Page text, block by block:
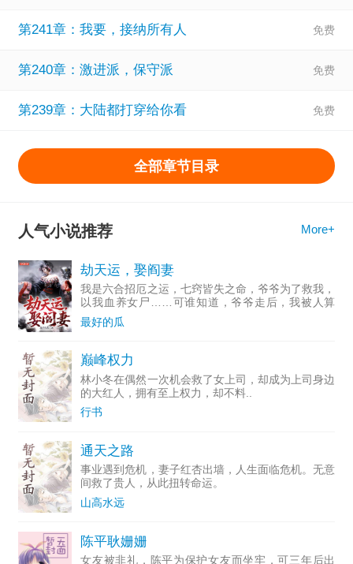
第241章：我要，接纳所有人
第240章：激进派，保守派
第239章：大陆都打穿给你看
全部章节目录
人气小说推荐 More+
劫天运，娶阎妻
我是六合招厄之运，七窍皆失之命，爷爷为了救我，
以我血养女尸……可谁知道，爷爷走后，我被人算
计，命数被夺，濒死绝境之中！
最好的瓜
巅峰权力
林小冬在偶然一次机会救了女上司，却成为上司身边
的大红人，拥有至上权力，却不料..
行书
通天之路
事业遇到危机，妻子红杏出墙，人生面临危机。无意
间救了贵人，从此扭转命运。
山高水远
陈平耿姗姗
女友被非礼，陈平为保护女友而坐牢，可三年后出